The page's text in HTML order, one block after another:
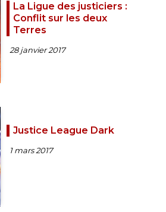
La Ligue des justiciers :
Conflit sur les deux
Terres
28 janvier 2017
Justice League Dark
1 mars 2017